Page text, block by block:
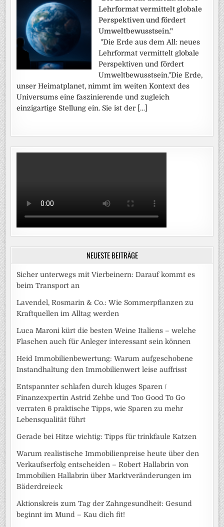
Lehrformat vermittelt globale
Perspektiven und fördert
Umweltbewusstsein."
"Die Erde aus dem All: neues
Lehrformat vermittelt globale
Perspektiven und fördert
Umweltbewusstsein."Die Erde,
unser Heimatplanet, nimmt im weiten Kontext des
Universums eine faszinierende und zugleich
einzigartige Stellung ein. Sie ist der […]
NEUESTE BEITRÄGE
Sicher unterwegs mit Vierbeinern: Darauf kommt es
beim Transport an
Lavendel, Rosmarin & Co.: Wie Sommerpflanzen zu
Kraftquellen im Alltag werden
Luca Maroni kürt die besten Weine Italiens – welche
Flaschen auch für Anleger interessant sein können
Heid Immobilienbewertung: Warum aufgeschobene
Instandhaltung den Immobilienwert leise auffrisst
Entspannter schlafen durch kluges Sparen /
Finanzexpertin Astrid Zehbe und Too Good To Go
verraten 6 praktische Tipps, wie Sparen zu mehr
Lebensqualität führt
Gerade bei Hitze wichtig: Tipps für trinkfaule Katzen
Warum realistische Immobilienpreise heute über den
Verkaufserfolg entscheiden – Robert Hallabrin von
Immobilien Hallabrin über Marktveränderungen im
Bäderdreieck
Aktionskreis zum Tag der Zahngesundheit: Gesund
beginnt im Mund – Kau dich fit!